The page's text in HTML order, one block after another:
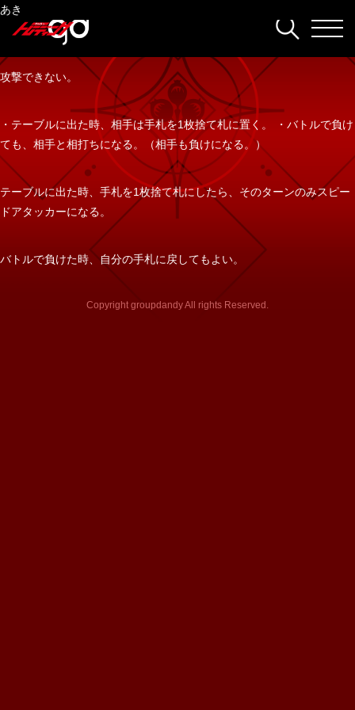
ホスト力:
shun
・手札から指名できない。 ・攻撃できない。 ・テーブルに出た時、相
手のメンタル3枚を捨て札に置かせる（カウンターは発動しない）。
唯月レン
攻撃できない。
八野世一
・テーブルに出た時、相手は手札を1枚捨て札に置く。 ・バトルで負け
ても、相手と相打ちになる。（相手も負けになる。）
夜空カケル
テーブルに出た時、手札を1枚捨て札にしたら、そのターンのみスピー
ドアタッカーになる。
あき
バトルで負けた時、自分の手札に戻してもよい。
Copyright groupdandy All rights Reserved.